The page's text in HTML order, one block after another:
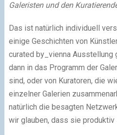
Galeristen und den
Das ist natürlich individuell
einige Geschichten von
curated by_vienna Ausstellung
dann in das Programm der
sind, oder von Kuratoren, die
einzelner Galerien
natürlich die besagten
wir glauben, dass sie produktiv